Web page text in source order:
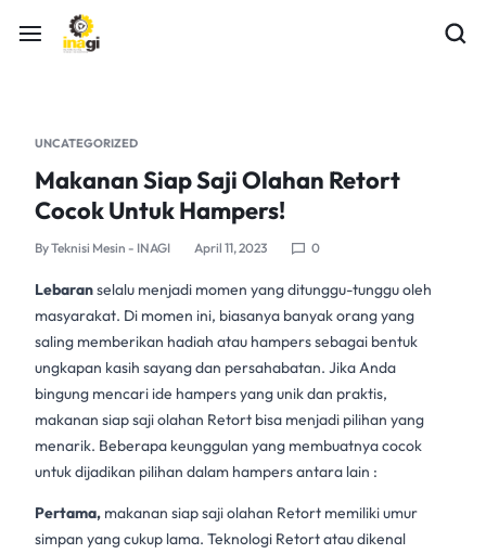
UNCATEGORIZED
Makanan Siap Saji Olahan Retort
Cocok Untuk Hampers!
ByTeknisi Mesin - INAGI April 11, 2023 0
Lebaranselalu menjadi momen yang ditunggu-tunggu oleh
masyarakat. Di momen ini, biasanya banyak orang yang
saling memberikan hadiah atau hampers sebagai bentuk
ungkapan kasih sayang dan persahabatan. Jika Anda
bingung mencari ide hampers yang unik dan praktis,
makanan siap saji olahan Retort bisa menjadi pilihan yang
menarik. Beberapa keunggulan yang membuatnya cocok
untuk dijadikan pilihan dalam hampers antara lain :
Pertama, makanan siap saji olahan Retort memiliki umur
simpan yang cukup lama. Teknologi Retort atau dikenal